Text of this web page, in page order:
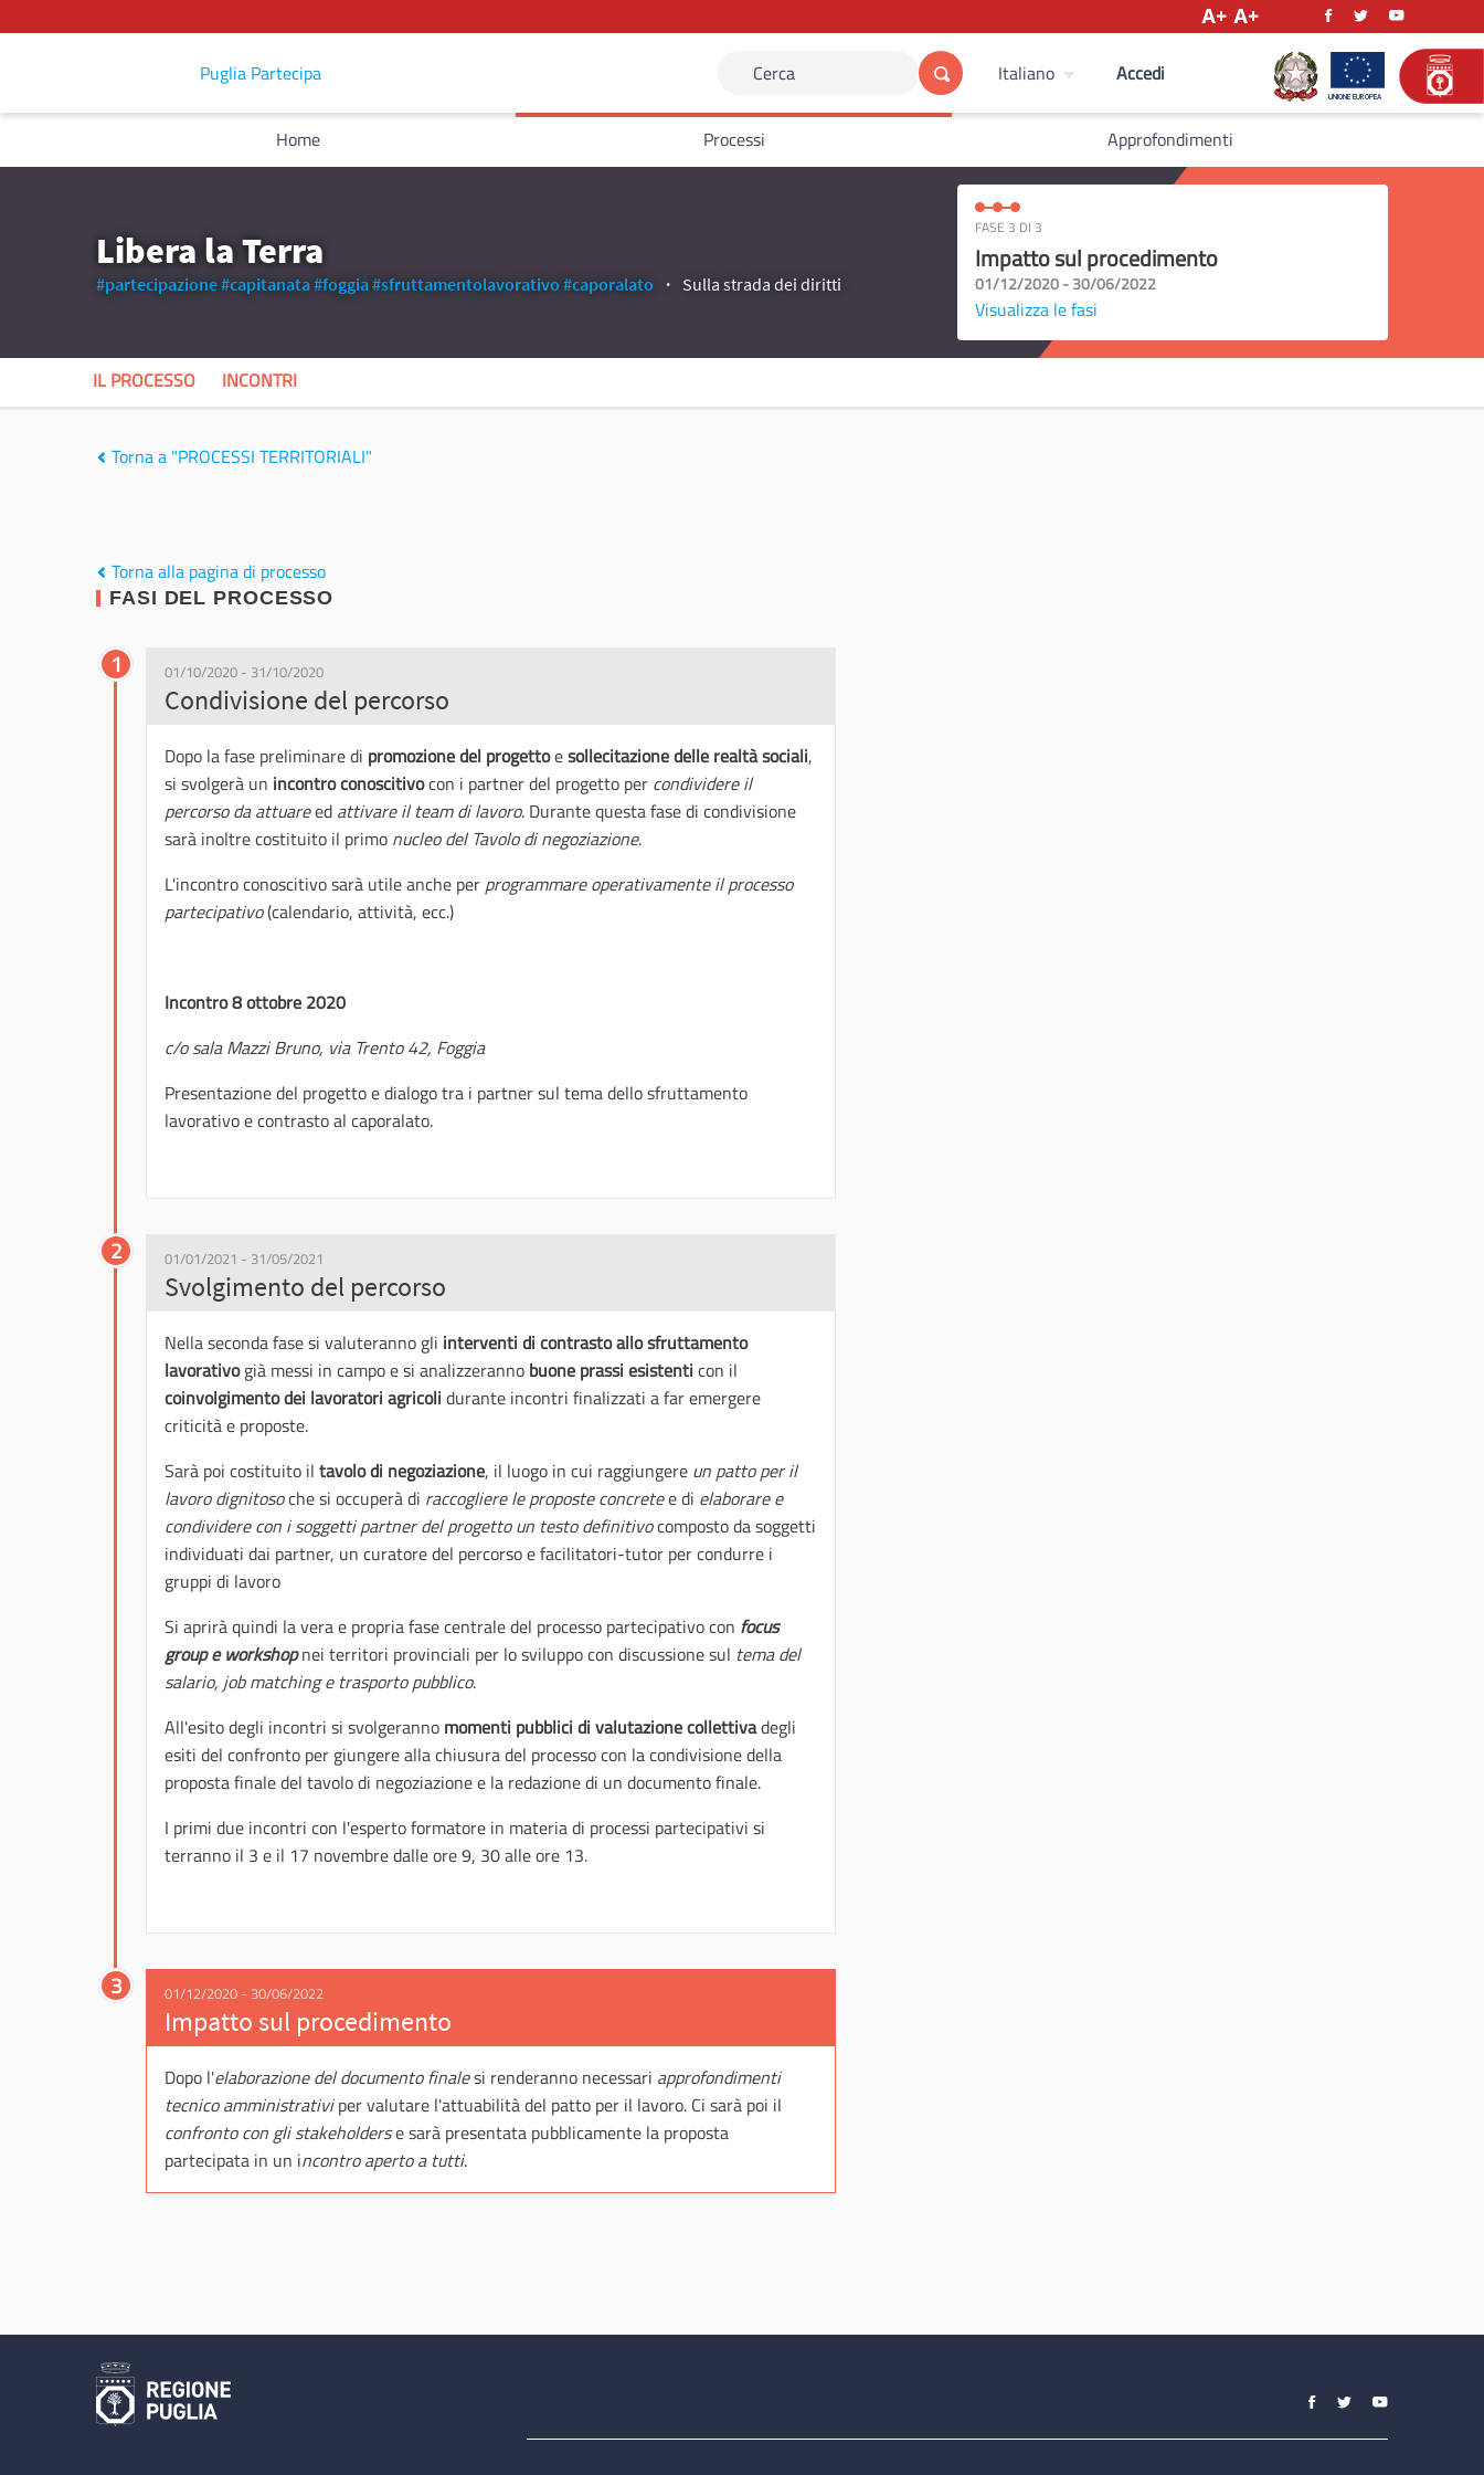
Puglia Partecipa Cerca Italiano Accedi
Home Processi Approfondimenti
Libera la Terra
#partecipazione#capitanata#foggia#sfruttamentolavorativo #caporalato Sulla strada dei diritti
FASE 3 DI 3
Impatto sul procedimento
01/12/2020 - 30/06/2022
Visualizza le fasi
IL PROCESSO INCONTRI
Torna a "PROCESSI TERRITORIALI"
Torna alla pagina di processo
FASI DEL PROCESSO
1 01/10/2020 - 31/10/2020
Condivisione del percorso
Dopo la fase preliminare di promozione del progettoesollecitazione delle realtà sociali,
si svolgerà un incontro conoscitivocon i partner del progetto per condividere il
percorso da attuareed attivare il team di lavoro. Durante questa fase di condivisione
sarà inoltre costituito il primo nucleo del Tavolo di negoziazione.
L'incontro conoscitivo sarà utile anche per programmare operativamente il processo
partecipativo(calendario, attività, ecc.)
Incontro 8 ottobre 2020
c/o sala Mazzi Bruno, via Trento 42, Foggia
Presentazione del progetto e dialogo tra i partner sul tema dello sfruttamento
lavorativo e contrasto al caporalato.
2 01/01/2021 - 31/05/2021
Svolgimento del percorso
Nella seconda fase si valuteranno gli interventi di contrasto allo sfruttamento
lavorativogià messi in campo e si analizzeranno buone prassi esistenti con il
coinvolgimento dei lavoratori agricoli durante incontri finalizzati a far emergere
criticità e proposte.
Sarà poi costituito il tavolo di negoziazione, il luogo in cui raggiungere un patto per il
lavoro dignitosoche si occuperà di raccogliere le proposte concretee di elaborare e
condividere con i soggetti partner del progetto un testo definitivocomposto da soggetti
individuati dai partner, un curatore del percorso e facilitatori-tutor per condurre i
gruppi di lavoro
Si aprirà quindi la vera e propria fase centrale del processo partecipativo con focus
group e workshopnei territori provinciali per lo sviluppo con discussione sul tema del
salario, job matching e trasporto pubblico.
All'esito degli incontri si svolgeranno momenti pubblici di valutazione collettivadegli
esiti del confronto per giungere alla chiusura del processo con la condivisione della
proposta finale del tavolo di negoziazione e la redazione di un documento finale.
I primi due incontri con l'esperto formatore in materia di processi partecipativi si
terranno il 3 e il 17 novembre dalle ore 9, 30 alle ore 13.
3 01/12/2020 - 30/06/2022
Impatto sul procedimento
Dopo l'elaborazione del documento finalesi renderanno necessari approfondimenti
tecnico amministrativiper valutare l'attuabilità del patto per il lavoro. Ci sarà poi il
confronto con gli stakeholderse sarà presentata pubblicamente la proposta
partecipata in un incontro aperto a tutti.